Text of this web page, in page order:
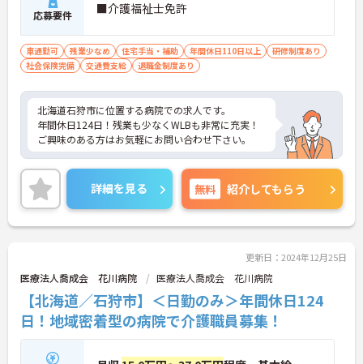
応募要件 ■介護福祉士免許
車通勤可 残業少なめ 住宅手当・補助 年間休日110日以上
研修制度あり
社会保険完備
交通費支給 退職金制度あり
北海道石狩市に位置する病院での求人です。
年間休日124日！残業も少なくWLBも非常に充実！
ご興味のある方はお気軽にお問い合わせ下さい。
詳細を見る 無料 紹介してもらう
更新日：2024年12月25日
医療法人喬成会 花川病院 医療法人喬成会 花川病院
【北海道／石狩市】＜日勤のみ＞年間休日124
日！地域密着型の病院で介護職員募集！